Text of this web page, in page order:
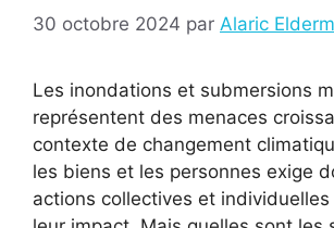
30 octobre 2024 par Alaric
Les inondations et submersions
représentent des menaces
contexte de changement
les biens et les personnes exige
actions collectives et